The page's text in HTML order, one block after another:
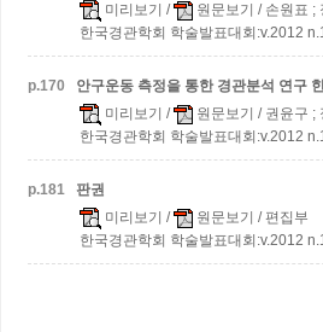
미리보기 / 원문보기 / 손원표 ;
한국경관학회 학술발표대회:v.2012
p.170 안구운동 측정을 통한 경관분석 연구
미리보기 / 원문보기 / 권윤구 ;
한국경관학회 학술발표대회:v.2012
p.181
판권
미리보기 / 원문보기 / 편집부
한국경관학회 학술발표대회:v.2012